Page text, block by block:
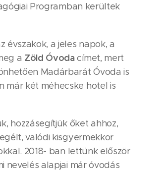
Programban kerültek
évszakok, a jeles napok, a
a Zöld Óvodacímet, mert
Madárbarát Óvoda is
már két méhecske hotel is
hozzásegítjük őket ahhoz,
valódi kisgyermekkor
2018- ban lettünk először
nevelés alapjai már óvodás